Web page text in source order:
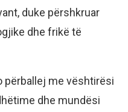
duke përshkruar
dhe frikë të
përballej me vështirësi
dhe mundësi